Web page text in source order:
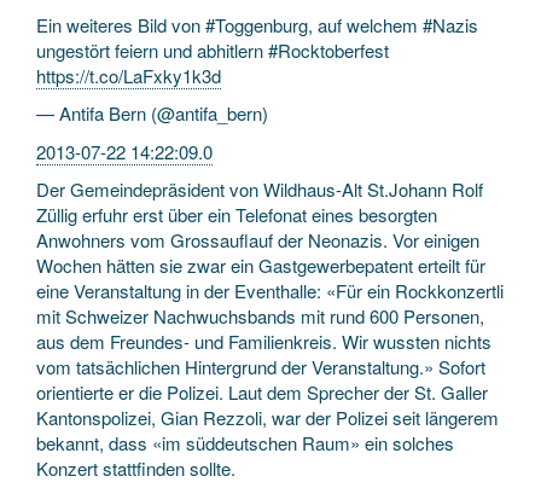
Ein weiteres Bild von #Toggenburg, auf welchem #Nazis
ungestört feiern und abhitlern #Rocktoberfest
https://t.co/LaFxky1k3d
— Antifa Bern (@antifa_bern)
2013-07-22 14:22:09.0
Der Gemeindepräsident von Wildhaus-Alt St.Johann Rolf
Züllig erfuhr erst über ein Telefonat eines besorgten
Anwohners vom Grossauflauf der Neonazis. Vor einigen
Wochen hätten sie zwar ein Gastgewerbepatent erteilt für
eine Veranstaltung in der Eventhalle: «Für ein Rockkonzertli
mit Schweizer Nachwuchsbands mit rund 600 Personen,
aus dem Freundes- und Familienkreis. Wir wussten nichts
vom tatsächlichen Hintergrund der Veranstaltung.» Sofort
orientierte er die Polizei. Laut dem Sprecher der St. Galler
Kantonspolizei, Gian Rezzoli, war der Polizei seit längerem
bekannt, dass «im süddeutschen Raum» ein solches
Konzert stattfinden sollte.